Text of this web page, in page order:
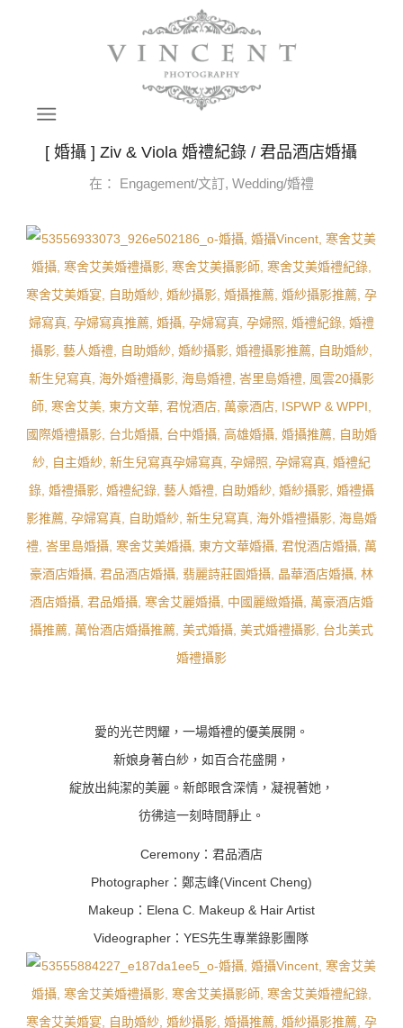
[ 婚攝 ] Ziv & Viola 婚禮紀錄 / 君品酒店婚攝
在： Engagement/文訂, Wedding/婚禮
愛的光芒閃耀，一場婚禮的優美展開。
新娘身著白紗，如百合花盛開，
綻放出純潔的美麗。新郎眼含深情，凝視著她，
彷彿這一刻時間靜止。
Ceremony：君品酒店
Photographer：鄭志峰(Vincent Cheng)
Makeup：Elena C. Makeup & Hair Artist
Videographer：YES先生專業錄影團隊